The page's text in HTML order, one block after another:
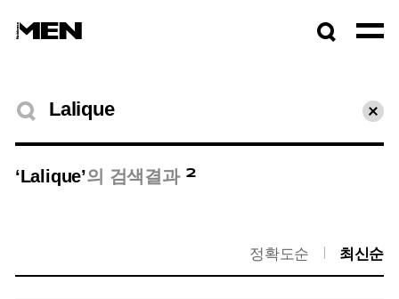
검색결과
초기
‘Lalique’의 검색결과 2
정확도순 최신순